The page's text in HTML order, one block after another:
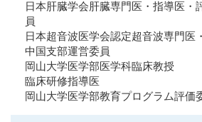
日本肝臓学会肝臓専門医・指導医・
員
日本超音波医学会認定超音波専門医
中国支部運営委員
岡山大学医学部医学科臨床教授
臨床研修指導医
岡山大学医学部教育プログラム評価